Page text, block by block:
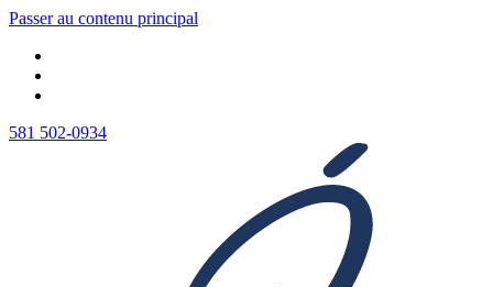
Passer au contenu principal
581 502-0934